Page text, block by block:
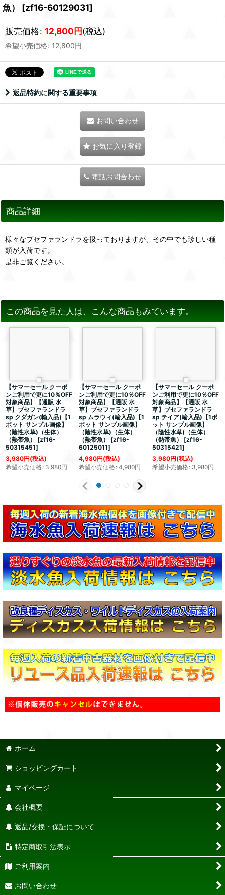
魚）
[zf16-60129031]
販売価格: 12,800円(税込)
希望小売価格: 12,800円
返品特約に関する重要事項
お問い合わせ
お気に入り登録
電話お問合わせ
商品詳細
様々なブセファランドラを扱っておりますが、その中でも珍しい種
類が入荷です。
是非ご覧ください。
この商品を見た人は、こんな商品もみています。
【サマーセール クーポ
ンご利用で更に10％OFF
対象商品】【通販 水
草】ブセファランドラ
sp クダガン(輸入品)【1
ポット サンプル画像】
（陰性水草)（生体）
（熱帯魚）
[zf16-
50315451]
3,980円(税込)
希望小売価格: 3,980円
【サマーセール クーポ
ンご利用で更に10％OFF
対象商品】【通販 水
草】ブセファランドラ
sp ムラウィ(輸入品)【1
ポット サンプル画像】
（陰性水草)（生体）
（熱帯魚）
[zf16-
60125011]
4,980円(税込)
希望小売価格: 4,980円
【サマーセール クーポ
ンご利用で更に10％OFF
対象商品】【通販 水
草】ブセファランドラ
sp テイア(輸入品)【1ポ
ット サンプル画像】
（陰性水草)（生体）
（熱帯魚）
[zf16-
50315421]
3,980円(税込)
希望小売価格: 3,980円
ホーム
ショッピングカート
マイページ
会社概要
返品/交換・保証について
特定商取引法表示
ご利用案内
お問い合わせ